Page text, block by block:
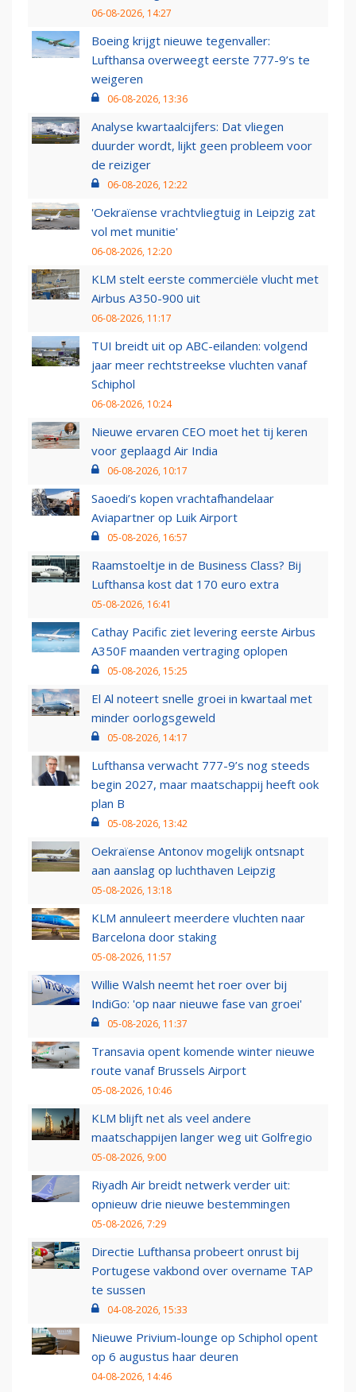
06-08-2026, 14:27
Boeing krijgt nieuwe tegenvaller:
Lufthansa overweegt eerste 777-9’s te
weigeren
06-08-2026, 13:36
Analyse kwartaalcijfers: Dat vliegen
duurder wordt, lijkt geen probleem voor
de reiziger
06-08-2026, 12:22
'Oekraïense vrachtvliegtuig in Leipzig zat
vol met munitie'
06-08-2026, 12:20
KLM stelt eerste commerciële vlucht met
Airbus A350-900 uit
06-08-2026, 11:17
TUI breidt uit op ABC-eilanden: volgend
jaar meer rechtstreekse vluchten vanaf
Schiphol
06-08-2026, 10:24
Nieuwe ervaren CEO moet het tij keren
voor geplaagd Air India
06-08-2026, 10:17
Saoedi’s kopen vrachtafhandelaar
Aviapartner op Luik Airport
05-08-2026, 16:57
Raamstoeltje in de Business Class? Bij
Lufthansa kost dat 170 euro extra
05-08-2026, 16:41
Cathay Pacific ziet levering eerste Airbus
A350F maanden vertraging oplopen
05-08-2026, 15:25
El Al noteert snelle groei in kwartaal met
minder oorlogsgeweld
05-08-2026, 14:17
Lufthansa verwacht 777-9’s nog steeds
begin 2027, maar maatschappij heeft ook
plan B
05-08-2026, 13:42
Oekraïense Antonov mogelijk ontsnapt
aan aanslag op luchthaven Leipzig
05-08-2026, 13:18
KLM annuleert meerdere vluchten naar
Barcelona door staking
05-08-2026, 11:57
Willie Walsh neemt het roer over bij
IndiGo: 'op naar nieuwe fase van groei'
05-08-2026, 11:37
Transavia opent komende winter nieuwe
route vanaf Brussels Airport
05-08-2026, 10:46
KLM blijft net als veel andere
maatschappijen langer weg uit Golfregio
05-08-2026, 9:00
Riyadh Air breidt netwerk verder uit:
opnieuw drie nieuwe bestemmingen
05-08-2026, 7:29
Directie Lufthansa probeert onrust bij
Portugese vakbond over overname TAP
te sussen
04-08-2026, 15:33
Nieuwe Privium-lounge op Schiphol opent
op 6 augustus haar deuren
04-08-2026, 14:46